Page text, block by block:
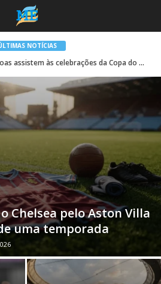
NOTÍCIAS
Quase dois milhões de pessoas assistem às celebrações da Copa do Mundo da Espanha em Madri | Espanha
Chelsea pelo Aston Villa
uma temporada